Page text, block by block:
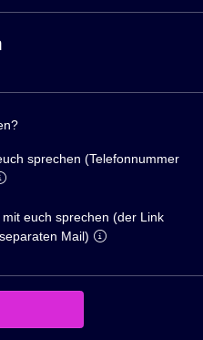
sprechen (Telefonnummer
euch sprechen (der Link
Mail)